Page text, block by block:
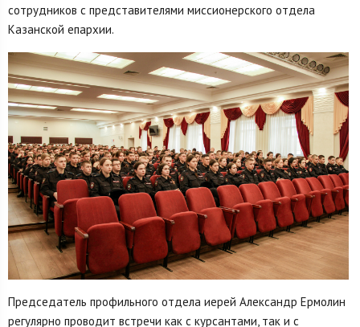
сотрудников с представителями миссионерского отдела
Казанской епархии.
Председатель профильного отдела иерей Александр Ермолин
регулярно проводит встречи как с курсантами, так и с